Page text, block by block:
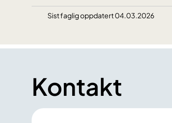
Sist faglig oppdatert 04.03.2026
Kontakt